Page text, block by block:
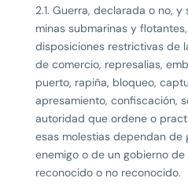
2.1. Guerra, declarada o no,
minas submarinas y
disposiciones restrictivas de
de comercio, represalias,
puerto, rapiña, bloqueo,
apresamiento, confiscación,
autoridad que ordene o
esas molestias dependan de
enemigo o de un gobierno
reconocido o no reconocido.